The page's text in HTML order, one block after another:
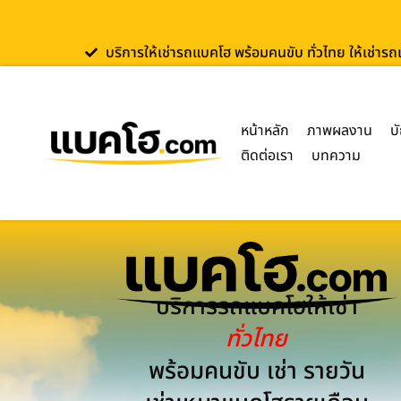
บริการให้เช่ารถแบคโฮ พร้อมคนขับ ทั่วไทย ให้เช่า
หน้าหลัก ภาพผลงาน
ติดต่อเรา
บทความ
บริการรถแบคโฮให้เช่า
ทั่วไทย
พร้อมคนขับ เช่า รายวัน